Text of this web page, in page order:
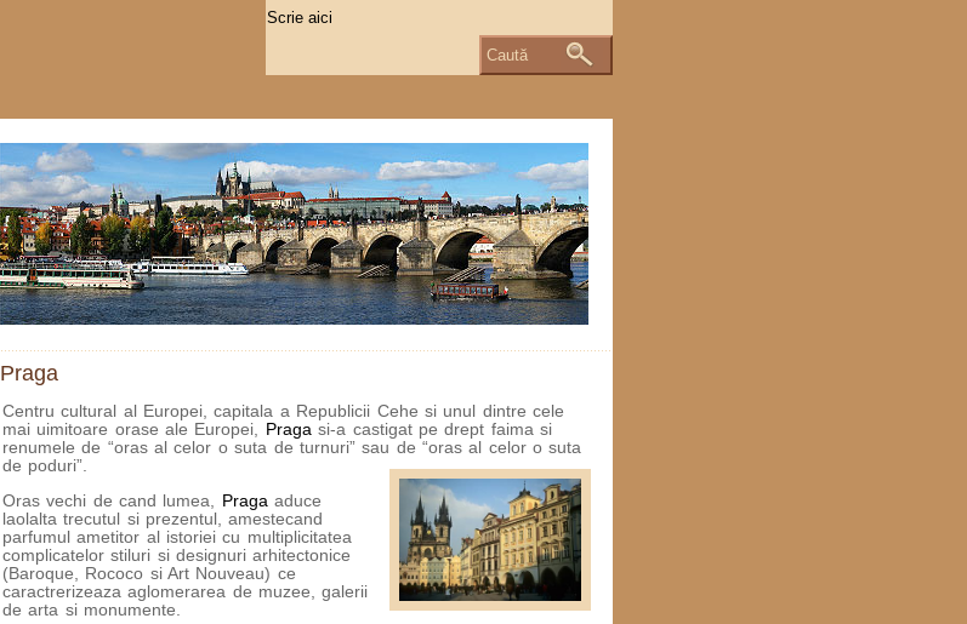
Praga
Centru cultural al Europei, capitala a Republicii Cehe si unul dintre cele
mai uimitoare orase ale Europei, Pragasi-a castigat pe drept faima si
renumele de “oras al celor o suta de turnuri” sau de “oras al celor o suta
de poduri”.
Oras vechi de cand lumea,
Praga aduce
laolalta trecutul si prezentul, amestecand
parfumul ametitor al istoriei cu multiplicitatea
complicatelor stiluri si designuri arhitectonice
(Baroque, Rococo si Art Nouveau) ce
caractrerizeaza aglomerarea de muzee, galerii
de arta si monumente.
Caută